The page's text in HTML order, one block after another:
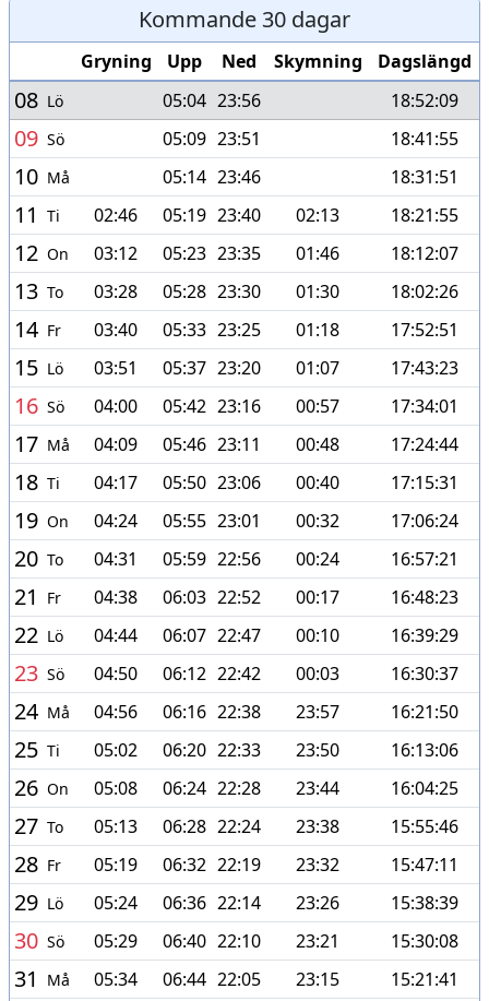
Kommande 30 dagar
Gryning Upp Ned Skymning Dagslängd
08 Lö 05:04 23:56 18:52:09
09 Sö 05:09 23:51 18:41:55
10 Må 05:14 23:46 18:31:51
11 Ti 02:46 05:19 23:40 02:13 18:21:55
12 On 03:12 05:23 23:35 01:46 18:12:07
13 To 03:28 05:28 23:30 01:30 18:02:26
14 Fr 03:40 05:33 23:25 01:18 17:52:51
15 Lö 03:51 05:37 23:20 01:07 17:43:23
16 Sö 04:00 05:42 23:16 00:57 17:34:01
17 Må 04:09 05:46 23:11 00:48 17:24:44
18 Ti 04:17 05:50 23:06 00:40 17:15:31
19 On 04:24 05:55 23:01 00:32 17:06:24
20 To 04:31 05:59 22:56 00:24 16:57:21
21 Fr 04:38 06:03 22:52 00:17 16:48:23
22 Lö 04:44 06:07 22:47 00:10 16:39:29
23 Sö 04:50 06:12 22:42 00:03 16:30:37
24 Må 04:56 06:16 22:38 23:57 16:21:50
25 Ti 05:02 06:20 22:33 23:50 16:13:06
26 On 05:08 06:24 22:28 23:44 16:04:25
27 To 05:13 06:28 22:24 23:38 15:55:46
28 Fr 05:19 06:32 22:19 23:32 15:47:11
29 Lö 05:24 06:36 22:14 23:26 15:38:39
30 Sö 05:29 06:40 22:10 23:21 15:30:08
31 Må 05:34 06:44 22:05 23:15 15:21:41